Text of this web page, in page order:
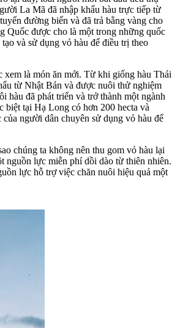
La Mã đã nhập khẩu hàu trực tiếp từ
đường biển và đã trả bằng vàng cho
Quốc được cho là một trong những quốc
và sử dụng vỏ hàu để điều trị theo
xem là món ăn mới. Từ khi giống hàu Thái
từ Nhật Bản và được nuôi thử nghiệm
hàu đã phát triển và trở thành một ngành
biệt tại Hạ Long có hơn 200 hecta và
người dân chuyên sử dụng vỏ hàu để
chúng ta không nên thu gom vỏ hàu lại
nguồn lực miễn phí dồi dào từ thiên nhiên.
lực hỗ trợ việc chăn nuôi hiệu quả một